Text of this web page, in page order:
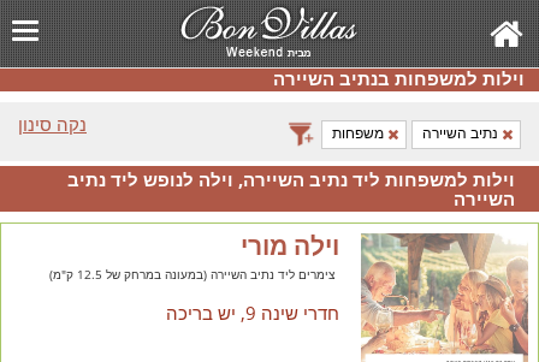
וילות למשפחות בנתיב השיירה
נקה סינון
נתיב השיירה משפחות
וילות למשפחות ליד נתיב השיירה, וילה לנופש ליד נתיב
השיירה
וילה מורי
צימרים ליד נתיב השיירה (במעונה במרחק של 12.5 ק"מ)
חדרי שינה 9, יש בריכה